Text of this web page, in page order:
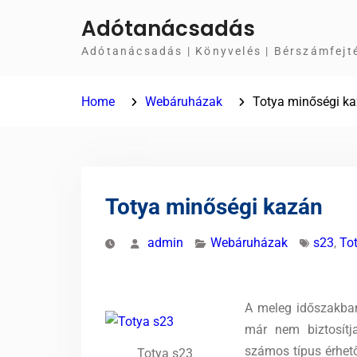
Adótanácsadás
Adótanácsadás | Könyvelés |
Home Webáruházak Totya minőségi
Totya minőségi kazán
admin Webáruházak s23,
Totya s23
A meleg
már nem
számos típus